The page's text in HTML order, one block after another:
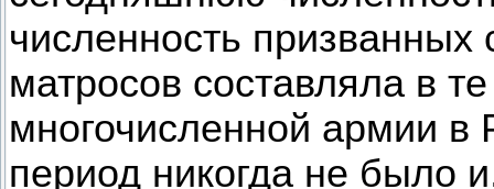
численность призванных
матросов составляла в
многочисленной армии в
период никогда не было